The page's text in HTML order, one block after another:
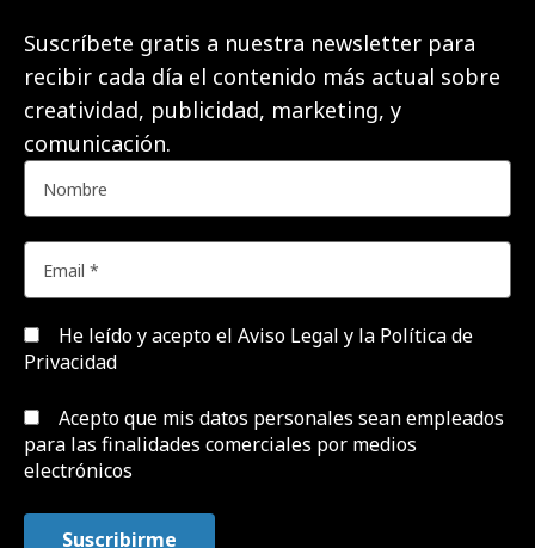
Suscríbete gratis a nuestra newsletter para
recibir cada día el contenido más actual sobre
creatividad, publicidad, marketing, y
comunicación.
He leído y acepto el Aviso Legal y la Política de
Privacidad
Acepto que mis datos personales sean empleados
para las finalidades comerciales por medios
electrónicos